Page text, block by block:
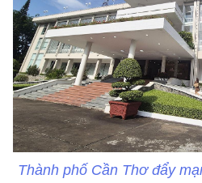
Thành phố Cần Thơ đẩy